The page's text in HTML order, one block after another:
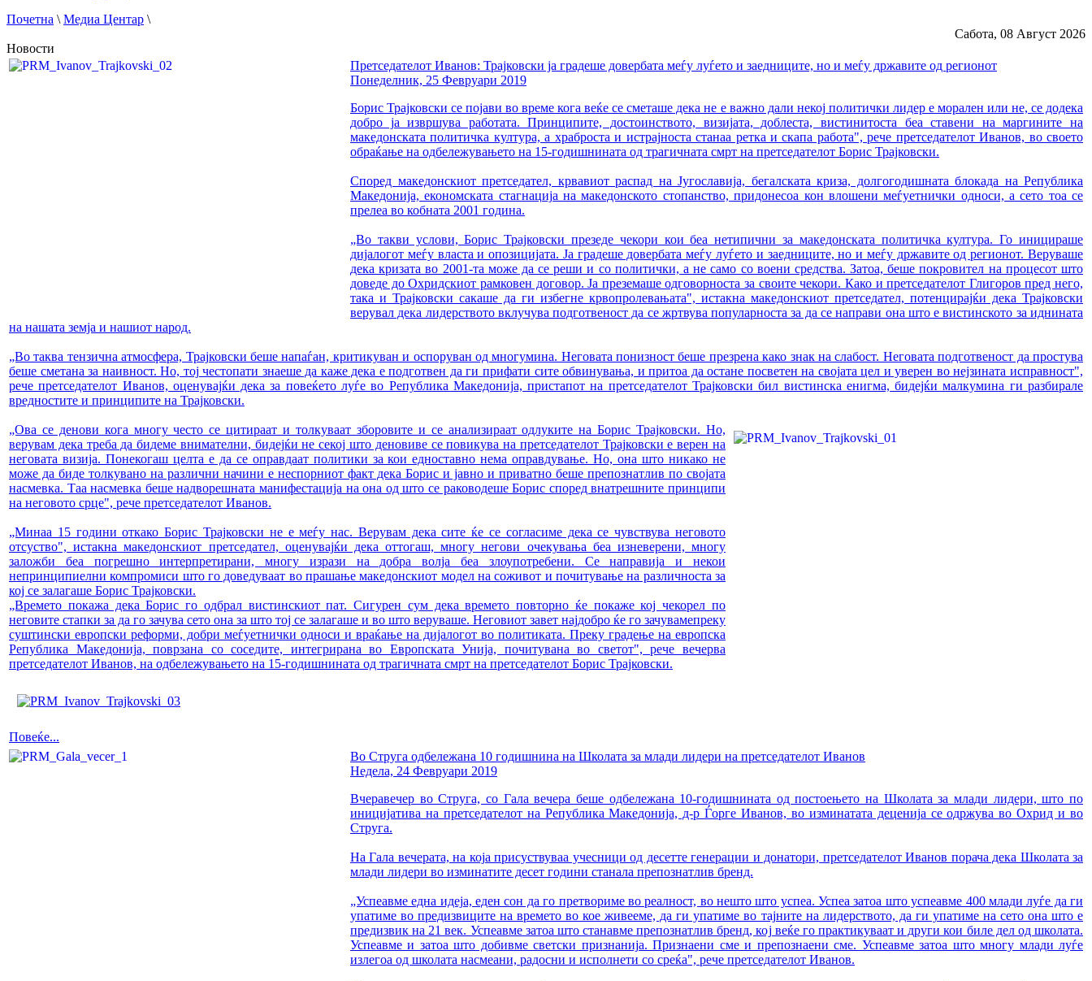
Почетна \Медиа Центар \
Сабота, 08 Август 2026
Новости
Претседателот Иванов: Трајковски ја градеше довербата меѓу луѓето и заедниците, но и меѓу државите од регионот
Понеделник, 25 Февруари 2019
Борис Трајковски се појави во време кога веќе се сметаше дека не е важно дали некој политички лидер е морален или не, се додека
добро ја извршува работата. Принципите, достоинството, визијата, доблеста, вистинитоста беа ставени на маргините на
македонската политичка култура, а храброста и истрајноста станаа ретка и скапа работа", рече претседателот Иванов, во своето
обраќање на одбележувањето на 15-годишнината од трагичната смрт на претседателот Борис Трајковски.
Според македонскиот претседател, крвавиот распад на Југославија, бегалската криза, долгогодишната блокада на Република
Македонија, економската стагнација на македонското стопанство, придонесоа кон влошени меѓуетнички односи, а сето тоа се
прелеа во кобната 2001 година.
„Во такви услови, Борис Трајковски презеде чекори кои беа нетипични за македонската политичка култура. Го иницираше
дијалогот меѓу власта и опозицијата. Ја градеше довербата меѓу луѓето и заедниците, но и меѓу државите од регионот. Веруваше
дека кризата во 2001-та може да се реши и со политички, а не само со воени средства. Затоа, беше покровител на процесот што
доведе до Охридскиот рамковен договор. Ја преземаше одговорноста за своите чекори. Како и претседателот Глигоров пред него,
така и Трајковски сакаше да ги избегне крвопролевањата", истакна македонскиот претседател, потенцирајќи дека Трајковски
верувал дека лидерството вклучува подготвеност да се жртвува популарноста за да се направи она што е вистинското за иднината
на нашата земја и нашиот народ.
„Во таква тензична атмосфера, Трајковски беше напаѓан, критикуван и оспоруван од многумина. Неговата понизност беше презрена како знак на слабост. Неговата подготвеност да простува
беше сметана за наивност. Но, тој честопати знаеше да каже дека е подготвен да ги прифати сите обвинувања, и притоа да остане посветен на својата цел и уверен во нејзината исправност",
рече претседателот Иванов, оценувајќи дека за повеќето луѓе во Република Македонија, пристапот на претседателот Трајковски бил вистинска енигма, бидејќи малкумина ги разбирале
вредностите и принципите на Трајковски.
„Ова се денови кога многу често се цитираат и толкуваат зборовите и се анализираат одлуките на Борис Трајковски. Но,
верувам дека треба да бидеме внимателни, бидејќи не секој што деновиве се повикува на претседателот Трајковски е верен на
неговата визија. Понекогаш целта е да се оправдаат политики за кои едноставно нема оправдување. Но, она што никако не
може да биде толкувано на различни начини е неспорниот факт дека Борис и јавно и приватно беше препознатлив по својата
насмевка. Таа насмевка беше надворешната манифестација на она од што се раководеше Борис според внатрешните принципи
на неговото срце", рече претседателот Иванов.
„Минаа 15 години откако Борис Трајковски не е меѓу нас. Верувам дека сите ќе се согласиме дека се чувствува неговото
отсуство", истакна македонскиот претседател, оценувајќи дека оттогаш, многу негови очекувања беа изневерени, многу
заложби беа погрешно интерпретирани, многу изрази на добра волја беа злоупотребени. Се направија и некои
непринципиелни компромиси што го доведуваат во прашање македонскиот модел на соживот и почитување на различноста за
кој се залагаше Борис Трајковски.
„Времето покажа дека Борис го одбрал вистинскиот пат. Сигурен сум дека времето повторно ќе покаже кој чекорел по
неговите стапки за да го зачува сето она за што тој се залагаше и во што веруваше. Неговиот завет најдобро ќе го зачувамепреку
суштински европски реформи, добри меѓуетнички односи и враќање на дијалогот во политиката. Преку градење на европска
Република Македонија, поврзана со соседите, интегрирана во Европската Унија, почитувана во светот", рече вечерва
претседателот Иванов, на одбележувањето на 15-годишнината од трагичната смрт на претседателот Борис Трајковски.
Повеќе...
Во Струга одбележана 10 годишнина на Школата за млади лидери на претседателот Иванов
Недела, 24 Февруари 2019
Вчеравечер во Струга, со Гала вечера беше одбележана 10-годишнината од постоењето на Школата за млади лидери, што по
иницијатива на претседателот на Република Македонија, д-р Ѓорге Иванов, во изминатата деценија се одржува во Охрид и во
Струга.
На Гала вечерата, на која присуствуваа учесници од десетте генерации и донатори, претседателот Иванов порача дека Школата за
млади лидери во изминатите десет години станала препознатлив бренд.
„Успеавме една идеја, еден сон да го претвориме во реалност, во нешто што успеа. Успеа затоа што успеавме 400 млади луѓе да ги
упатиме во предизвиците на времето во кое живееме, да ги упатиме во тајните на лидерството, да ги упатиме на сето она што е
предизвик на 21 век. Успеавме затоа што станавме препознатлив бренд, кој веќе го практикуваат и други кои биле дел од школата.
Успеавме и затоа што добивме светски признанија. Признаени сме и препознаени сме. Успеавме затоа што многу млади луѓе
излегоа од школата насмеани, радосни и исполнети со среќа", рече претседателот Иванов.